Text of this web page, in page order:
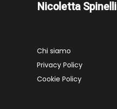
Nicoletta Spinelli
Chi siamo
Privacy Policy
Cookie Policy